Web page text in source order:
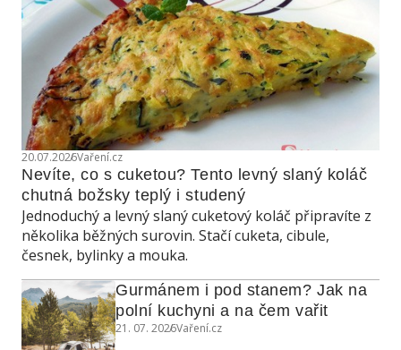
20.07.2026Vaření.cz
Nevíte, co s cuketou? Tento levný slaný koláč
chutná božsky teplý i studený
Jednoduchý a levný slaný cuketový koláč připravíte z
několika běžných surovin. Stačí cuketa, cibule,
česnek, bylinky a mouka.
Gurmánem i pod stanem? Jak na
polní kuchyni a na čem vařit
21. 07. 2026Vaření.cz